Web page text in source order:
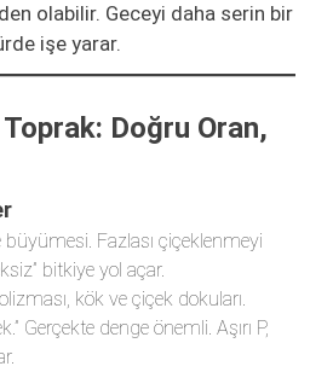
olabilir. Geceyi daha serin bir
işe yarar.
Doğru Oran,
Fazlası çiçeklenmeyi
bitkiye yol açar.
kök ve çiçek dokuları.
Gerçekte denge önemli. Aşırı P,